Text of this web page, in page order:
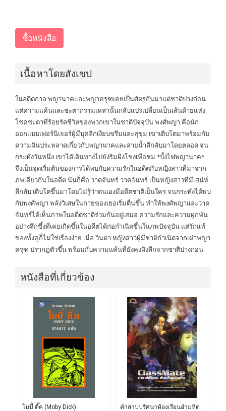
เนื้อหาโดยสังเขป
ในอดีตกาล พญานาคและพญาครุฑเคยเป็นศัตรูกันมาแต่ชาติปางก่อน
แต่ความแค้นและชะตากรรมเหล่านั้นกลับแปรเปลี่ยนเป็นเส้นด้ายแห่ง
โชคชะตาที่ร้อยรัดชีวิตของพวกเขาในชาติปัจจุบัน พงศ์พญา คือนัก
ออกแบบเฟอร์นิเจอร์ผู้มีบุคลิกเงียบขรึมและสุขุม เขาเติบโตมาพร้อมกับ
ความฝันประหลาดเกี่ยวกับพญานาคและสายน้ำลึกลับมาโดยตลอด จน
กระทั่งวันหนึ่ง เขาได้เดินทางไปยังริมฝั่งโขงเพื่อชม *บั้งไฟพญานาค*
จึงเป็นจุดเริ่มต้นของการได้พบกับความรักในอดีตกับหญิงสาวที่มาจาก
ภพเดียวกันในอดีต นั่นก็คือ วาดจันทร์ วาดจันทร์ เป็นหญิงสาวที่มีเสน่ห์
ลึกลับ เติบโตขึ้นมาโดยไม่รู้ว่าตนเองมีอดีตชาติเป็นใคร จนกระทั่งได้พบ
กับพงศ์พญา พลังวิเศษในกายของเธอเริ่มตื่นขึ้น ทำให้พงศ์พญาและวาด
จันทร์ได้เห็นภาพในอดีตชาติร่วมกันอยู่เสมอ ความรักและความผูกพัน
อย่างลึกซึ้งที่เคยเกิดขึ้นในอดีตได้ก่อกำเนิดขึ้นในภพปัจจุบัน แต่รักแท้
ของทั้งคู่ก็ไม่ใช่เรื่องง่าย เมื่อ วินตา หญิงสาวผู้มีชาติกำเนิดจากเผ่าพญา
ครุฑ ปรากฏตัวขึ้น พร้อมกับความแค้นที่ยังคงฝังลึกจากชาติปางก่อน
หนังสือที่เกี่ยวข้อง
โมบี้ ดิ๊ค (Moby Dick) คำสาปปริศนาห้องเรียนอำมหิต